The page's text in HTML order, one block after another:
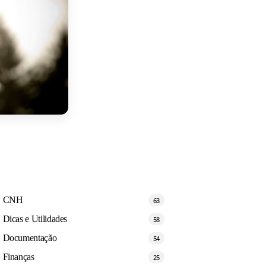
CNH 63
Dicas e Utilidades 58
Documentação 54
Finanças 25